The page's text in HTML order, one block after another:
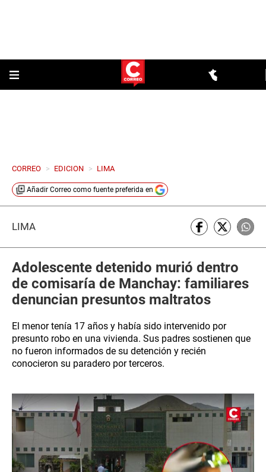
CORREO > EDICION > LIMA
Añadir Correo como fuente preferida en
LIMA
Adolescente detenido murió dentro
de comisaría de Manchay: familiares
denuncian presuntos maltratos
El menor tenía 17 años y había sido intervenido por
presunto robo en una vivienda. Sus padres sostienen que
no fueron informados de su detención y recién
conocieron su paradero por terceros.